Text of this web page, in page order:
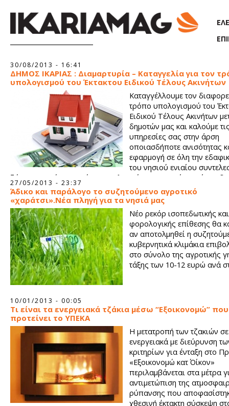
30/08/2013 - 16:41
ΔΗΜΟΣ ΙΚΑΡΙΑΣ : Διαμαρτυρία – Καταγγελία για τον
υπολογισμού του Έκτακτου Ειδικού Τέλους Ακινήτων
Καταγγέλλουμε τον
τρόπο υπολογισμού του
Ειδικού Τέλους Ακινήτων
δημοτών μας και καλούμε
υπηρεσίες σας στην άρση
οποιασδήποτε ανισότητας
εφαρμογή σε όλη την
του νησιού ενιαίου
ζώνης 3 ευρώ/τμ, ρητώς επιφυλασσόμενοι παντός νομίμου
μας.
27/05/2013 - 23:37
Άδικο και παράλογο το συζητούμενο αγροτικό
«χαράτσι».Νέα πληγή για τα νησιά μας
Νέο ρεκόρ ισοπεδωτικής
φορολογικής επίθεσης θα
αν αποτολμηθεί η
κυβερνητικά κλιμάκια
στο σύνολο της αγροτικής
τάξης των 10-12 ευρώ ανά
10/01/2013 - 00:05
Tι είναι τα ενεργειακά τζάκια μέσω “Εξοικονομώ” που
προτείνει το ΥΠΕΚΑ
Η μετατροπή των τζακιών σε
ενεργειακά με διεύρυνση
κριτηρίων για ένταξη στο
«Εξοικονομώ κατ΄ Οίκον»
περιλαμβάνεται στα μέτρα
αντιμετώπιση της
ρύπανσης που
χθεσινή έκτακτη σύσκεψη